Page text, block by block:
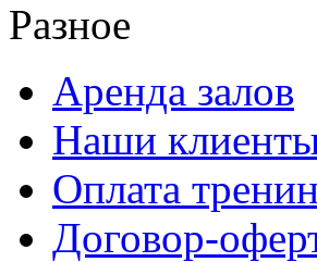
Разное
Аренда залов
Наши
Оплата
Договор-